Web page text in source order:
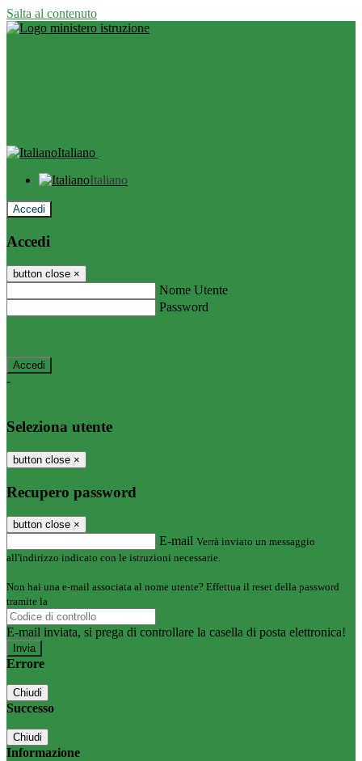
Salta al contenuto
Italiano
Italiano
Accedi
Accedi
button close ×
Nome Utente
Password
-
Seleziona utente
button close ×
Recupero password
button close ×
E-mail Verrà inviato un messaggio
all'indirizzo indicato con le istruzioni necessarie.
Non hai una e-mail associata al nome utente? Effettua il reset della password
tramite la
E-mail inviata, si prega di controllare la casella di posta elettronica!
Errore
Chiudi
Successo
Chiudi
Informazione